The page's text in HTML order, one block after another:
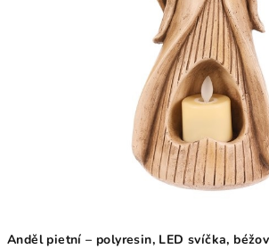
Anděl pietní – polyresin, LED svíčka,